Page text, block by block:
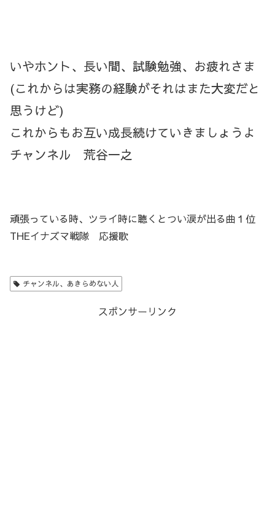
いやホント、長い間、試験勉強、お疲れさま
(これからは実務の経験がそれはまた大変だと
思うけど)
これからもお互い成長続けていきましょうよ
チャンネル 荒谷一之
頑張っている時、ツライ時に聴くとつい涙が出る曲１位
THEイナズマ戦隊 応援歌
チャンネル、あきらめない人
スポンサーリンク